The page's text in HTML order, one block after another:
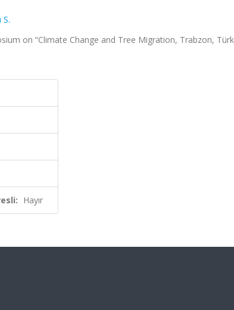
S.
on “Climate Change and Tree Migration, Trabzon,
Hayır